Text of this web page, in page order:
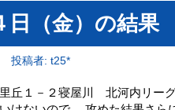
日（金）の結果
投稿者: t25*
丘１－２寝屋川 北河内リー